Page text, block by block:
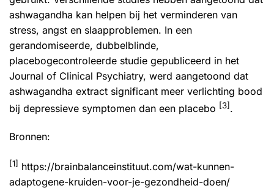
ashwagandha kan helpen bij het verminderen van
stress, angst en slaapproblemen. In een
gerandomiseerde, dubbelblinde,
placebogecontroleerde studie gepubliceerd in het
Journal of Clinical Psychiatry, werd aangetoond dat
ashwagandha extract significant meer verlichting bood
bij depressieve symptomen dan een placebo [3].
Bronnen:
[1] https://brainbalanceinstituut.com/wat-kunnen-
adaptogene-kruiden-voor-je-gezondheid-doen/